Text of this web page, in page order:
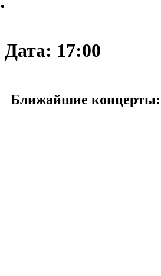
Дата: 17:00
Ближайшие концерты: